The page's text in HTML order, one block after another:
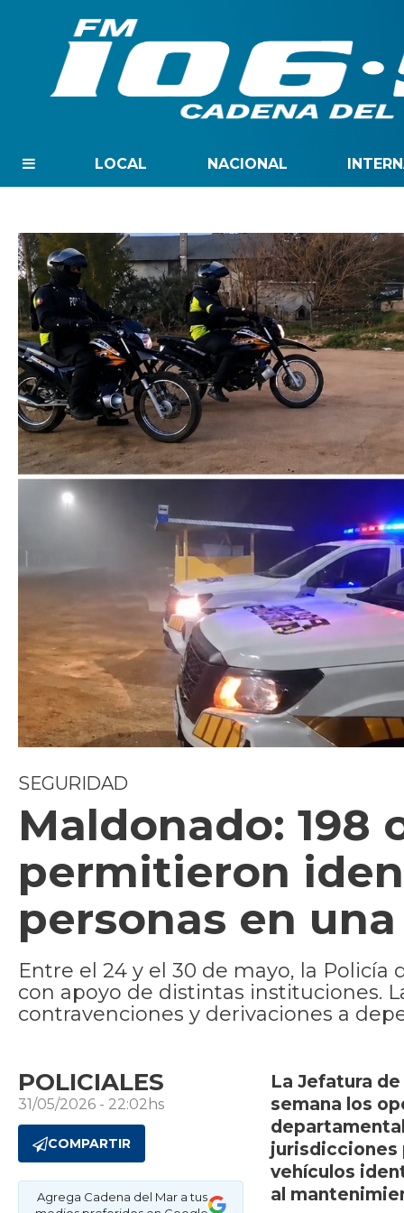
LOCAL NACIONAL
SEGURIDAD
Maldonado: 198
permitieron
personas en
Entre el 24 y el 30 de mayo, la
con apoyo de distintas instituciones.
contravenciones y derivaciones a
POLICIALES
31/05/2026 - 22:02hs
COMPARTIR
Agrega Cadena del Mar a tus
La Jefatura
semana los
jurisdicciones
vehículos
al